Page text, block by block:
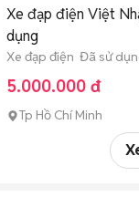
Xe đạp điện Việt
dụng
Xe đạp điện Đã sử
5.000.000 đ
Tp Hồ Chí Minh